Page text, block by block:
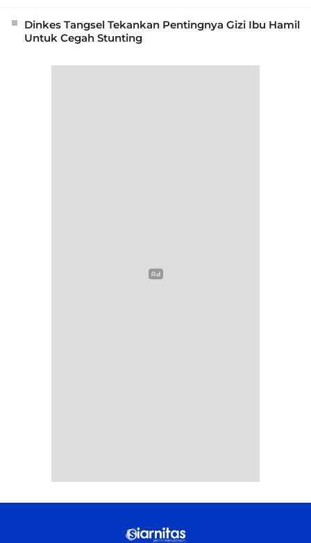
Dinkes Tangsel Tekankan Pentingnya Gizi Ibu Hamil
Untuk Cegah Stunting